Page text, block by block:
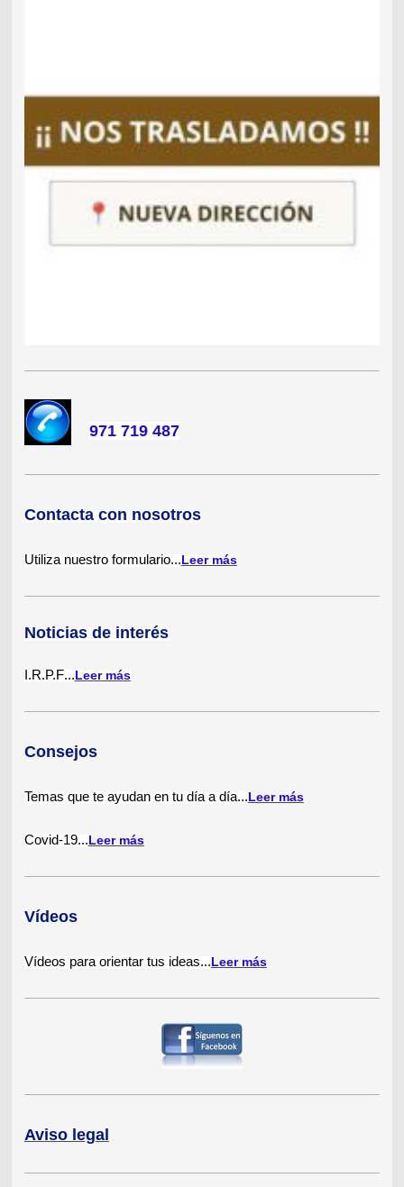
971 719 487
Contacta con nosotros
Utiliza nuestro formulario... Leer más
Noticias de interés
I.R.P.F... Leer más
Consejos
Temas que te ayudan en tu día a día... Leer más
Covid-19... Leer más
Vídeos
Vídeos para orientar tus ideas... Leer más
Aviso legal